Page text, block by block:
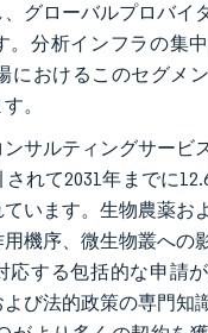
グローバルプロバイ
。分析インフラの集
におけるこのセグメ
。
サルティングサービ
れて2031年までに
います。生物農薬お
機序、微生物叢への
応する包括的な申請
び法的政策の専門知